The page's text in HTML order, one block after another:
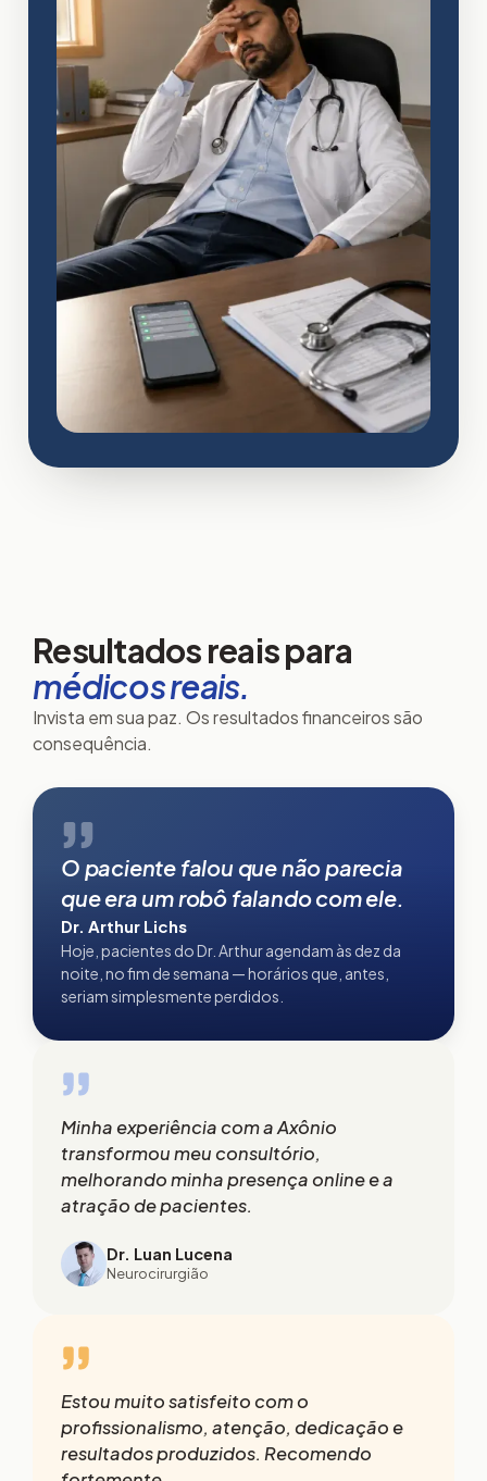
Resultados reais para
médicos reais.
Invista em sua paz. Os resultados financeiros são
consequência.
Dr. Arthur Lichs
O paciente falou que não parecia
que era um robô falando com ele.
Dr. Arthur Lichs
Hoje, pacientes do Dr. Arthur agendam às dez da
noite, no fim de semana — horários que, antes,
seriam simplesmente perdidos.
Minha experiência com a Axônio
transformou meu consultório,
melhorando minha presença online e a
atração de pacientes.
Dr. Luan Lucena
Neurocirurgião
Estou muito satisfeito com o
profissionalismo, atenção, dedicação e
resultados produzidos. Recomendo